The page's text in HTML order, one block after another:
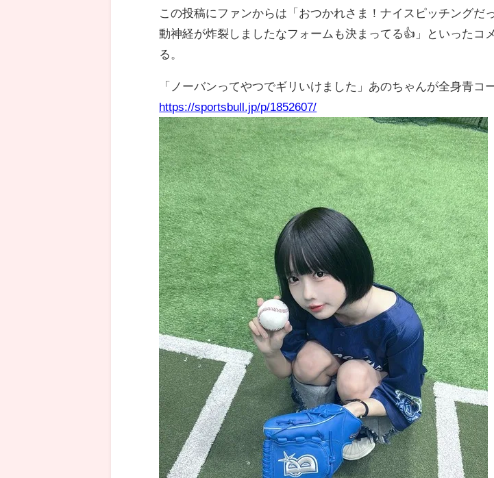
この投稿にファンからは「おつかれさま！ナイスピッチングだ
動神経が炸裂しましたなフォームも決まってる👍」といったコ
る。
「ノーバンってやつでギリいけました」あのちゃんが全身青コ
https://sportsbull.jp/p/1852607/